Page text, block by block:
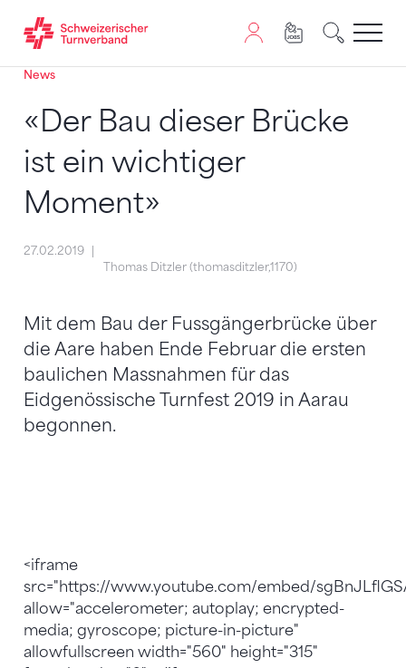
Zum Inhalt springen
Zur Sitemap navigieren
Zum Navigieren dieser Seite wird JavaScript benötigt.
News
«Der Bau dieser Brücke
ist ein wichtiger
Moment»
27.02.2019
Thomas Ditzler (thomasditzler,1170)
Mit dem Bau der Fussgängerbrücke über
die Aare haben Ende Februar die ersten
baulichen Massnahmen für das
Eidgenössische Turnfest 2019 in Aarau
begonnen.
<iframe
src="https://www.youtube.com/embed/
allow="accelerometer; autoplay; encrypted-
media; gyroscope; picture-in-picture"
allowfullscreen width="560" height="315"